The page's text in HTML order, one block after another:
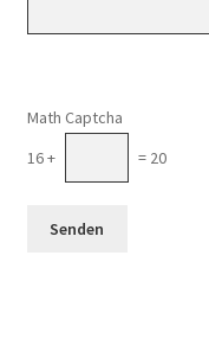
Math Captcha
16 +
= 20